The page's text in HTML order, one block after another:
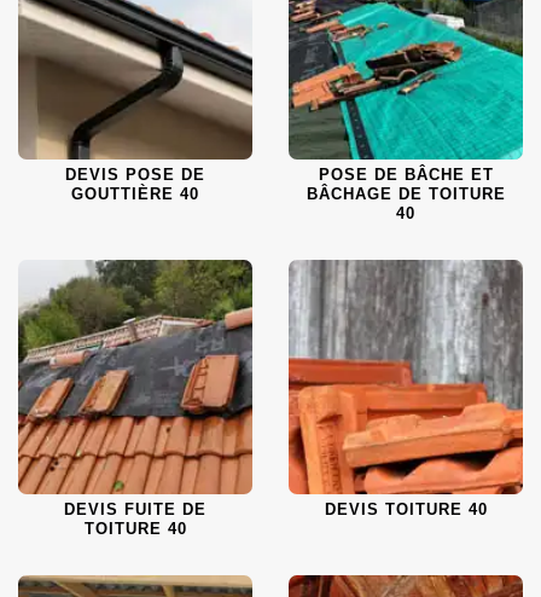
DEVIS POSE DE
GOUTTIÈRE 40
POSE DE BÂCHE ET
BÂCHAGE DE TOITURE
40
DEVIS FUITE DE
TOITURE 40
DEVIS TOITURE 40